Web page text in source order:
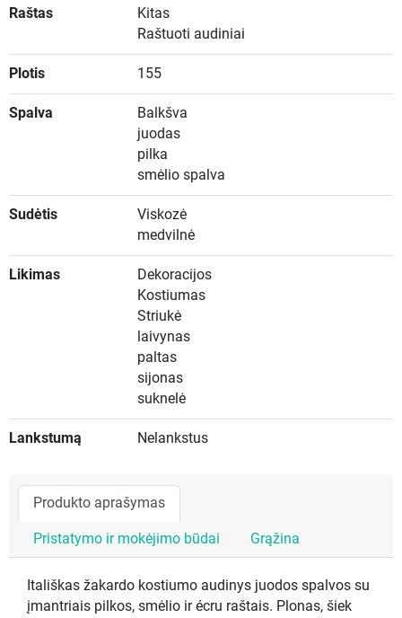
Raštas
Kitas
Raštuoti audiniai
Plotis 155
Spalva
Balkšva
juodas
pilka
smėlio spalva
Sudėtis
Viskozė
medvilnė
Likimas
Dekoracijos
Kostiumas
Striukė
laivynas
paltas
sijonas
suknelė
Lankstumą Nelankstus
Produkto aprašymas
Pristatymo ir mokėjimo būdai Grąžina
Itališkas žakardo kostiumo audinys juodos spalvos su
įmantriais pilkos, smėlio ir écru raštais. Plonas, šiek